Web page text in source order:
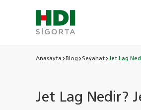
Anasayfa Blog Seyahat Jet Lag
Jet Lag Nedir?